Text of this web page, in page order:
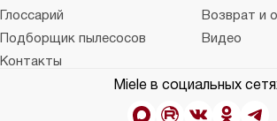
Глоссарий
Возврат и
Подборщик пылесосов
Видео
Контакты
Miele в социальных